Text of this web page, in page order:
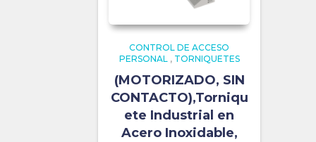
CONTROL DE ACCESO
PERSONAL, TORNIQUETES
(MOTORIZADO, SIN
CONTACTO),Torniqu
ete Industrial en
Acero Inoxidable,